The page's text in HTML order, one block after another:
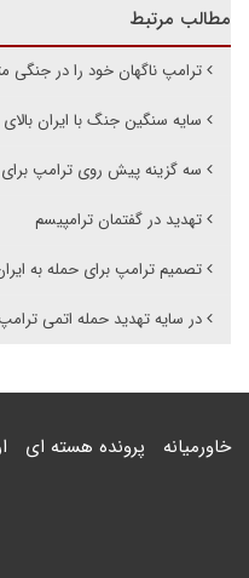
مطالب مرتبط
ترامپ ناگهان خود را در جنگی
سایه سنگین جنگ با ایران
سه گزینه پیش روی ترامپ
تهدید در گفتمان ترامپیسم
تصمیم ترامپ برای حمله به
در سایه تهدید حمله اتمی ترامپ
خاورمیانه پرونده هسته ای